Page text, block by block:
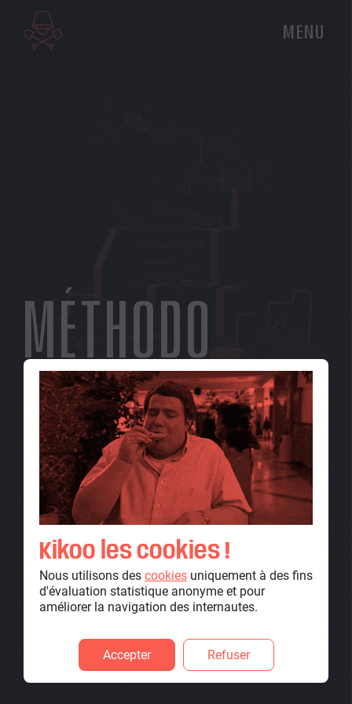
Kikoo les cookies !
Nous utilisons des cookies uniquement à des fins
d'évaluation statistique anonyme et pour
améliorer la navigation des internautes.
Accepter Refuser
MENU
MÉTHODO
Notre méthodologie est constituée de phases où les différents
métiers de l'agence collaborent avec le porteur de projet, qu'ils
soientcréatifsou techniques.
Scroll pour découvrir